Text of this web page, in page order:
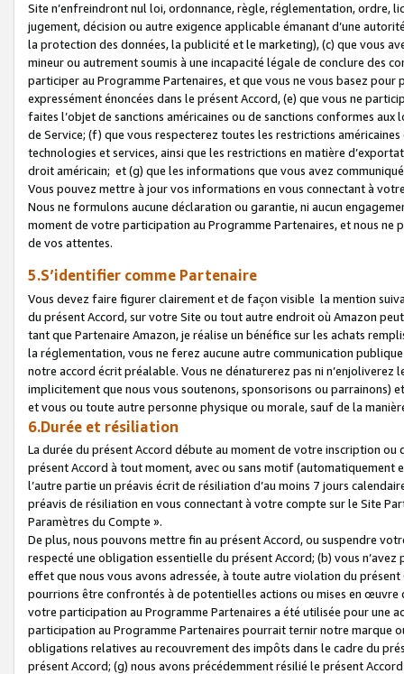
Site n’enfreindront nul loi, ordonnance, règle, réglementation, ordre,
jugement, décision ou autre exigence applicable émanant d’une
la protection des données, la publicité et le marketing), (c) que vous
mineur ou autrement soumis à une incapacité légale de conclure des
participer au Programme Partenaires, et que vous ne vous basez
expressément énoncées dans le présent Accord, (e) que vous ne
faites l’objet de sanctions américaines ou de sanctions conformes
de Service; (f) que vous respecterez toutes les restrictions
technologies et services, ainsi que les restrictions en matière
droit américain; et (g) que les informations que vous avez
Vous pouvez mettre à jour vos informations en vous connectant à
Nous ne formulons aucune déclaration ou garantie, ni aucun
moment de votre participation au Programme Partenaires, et nous
de vos attentes.
5.S’identifier comme Partenaire
Vous devez faire figurer clairement et de façon visible la mention
du présent Accord, sur votre Site ou tout autre endroit où Amazon
tant que Partenaire Amazon, je réalise un bénéfice sur les achats
la réglementation, vous ne ferez aucune autre communication
notre accord écrit préalable. Vous ne dénaturerez pas ni
implicitement que nous vous soutenons, sponsorisons ou parrainons)
et vous ou toute autre personne physique ou morale, sauf de la
6.Durée et résiliation
La durée du présent Accord débute au moment de votre inscription
présent Accord à tout moment, avec ou sans motif (automatiquement
l’autre partie un préavis écrit de résiliation d’au moins 7 jours
préavis de résiliation en vous connectant à votre compte sur le Site
Paramètres du Compte ».
De plus, nous pouvons mettre fin au présent Accord, ou suspendre
respecté une obligation essentielle du présent Accord; (b) vous
effet que nous vous avons adressée, à toute autre violation du
pourrions être confrontés à de potentielles actions ou mises en
votre participation au Programme Partenaires a été utilisée pour une
participation au Programme Partenaires pourrait ternir notre marque
obligations relatives au recouvrement des impôts dans le cadre du
présent Accord; (g) nous avons précédemment résilié le présent